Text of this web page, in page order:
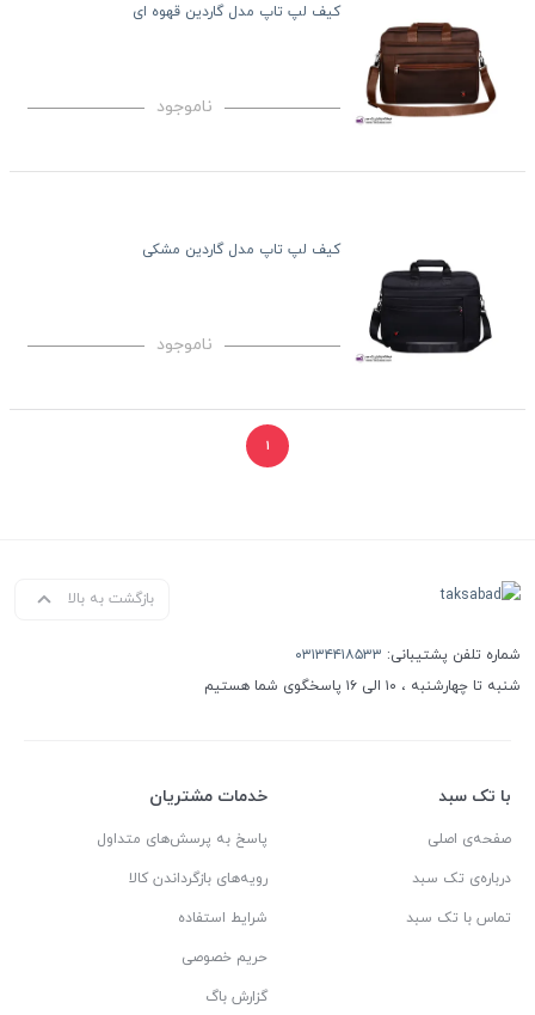
کیف لپ تاپ مدل گاردین قهوه ای
ناموجود
کیف لپ تاپ مدل گاردین مشکی
ناموجود
۱
بازگشت به بالا
شماره تلفن پشتیبانی: ۰۳۱۳۴۴۱۸۵۳۳
شنبه تا چهارشنبه ، ۱۰ الی ۱۶ پاسخگوی شما هستیم
با تک سبد
صفحه‌ی اصلی
درباره‌ی تک سبد
تماس با تک سبد
خدمات مشتریان
پاسخ به پرسش‌های متداول
رویه‌های بازگرداندن کالا
شرایط استفاده
حریم خصوصی
گزارش باگ